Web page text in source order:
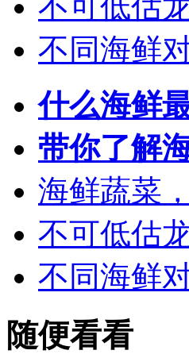
不可低估
不同海鲜
什么海鲜
带你了解
海鲜蔬菜
不可低估
不同海鲜
随便看看